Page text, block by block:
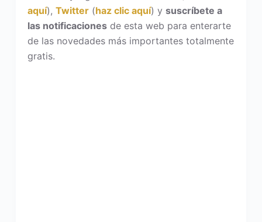
aquí), Twitter(haz clic aquí) y suscríbete a
las notificacionesde esta web para enterarte
de las novedades más importantes totalmente
gratis.